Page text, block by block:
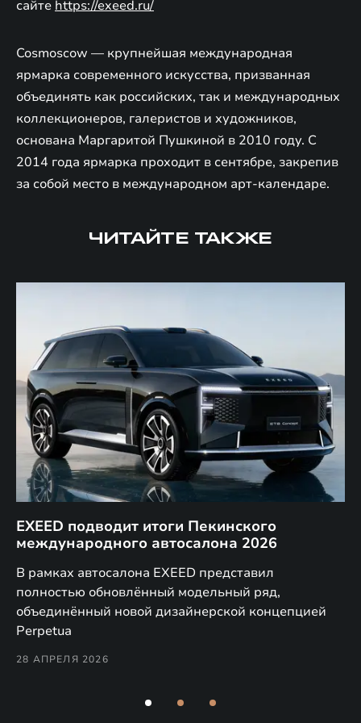
сайте https://exeed.ru/
Cosmoscow — крупнейшая международная
ярмарка современного искусства, призванная
объединять как российских, так и международных
коллекционеров, галеристов и художников,
основана Маргаритой Пушкиной в 2010 году. С
2014 года ярмарка проходит в сентябре, закрепив
за собой место в международном арт-календаре.
ЧИТАЙТЕ ТАКЖЕ
EXEED подводит итоги Пекинского
международного автосалона 2026
В рамках автосалона EXEED представил
полностью обновлённый модельный ряд,
объединённый новой дизайнерской концепцией
Perpetua
28 АПРЕЛЯ 2026